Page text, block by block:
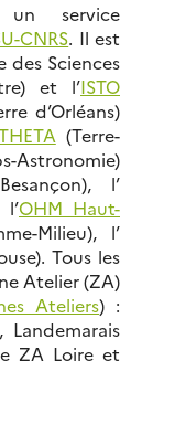
service
CNRS. Il est
des Sciences
et l’ISTO
d’Orléans)
(Terre-
Astronomie)
l’
l’OHM Haut-
Milieu), l’
Tous les
Atelier (ZA)
Ateliers) :
Landemarais
ZA Loire et